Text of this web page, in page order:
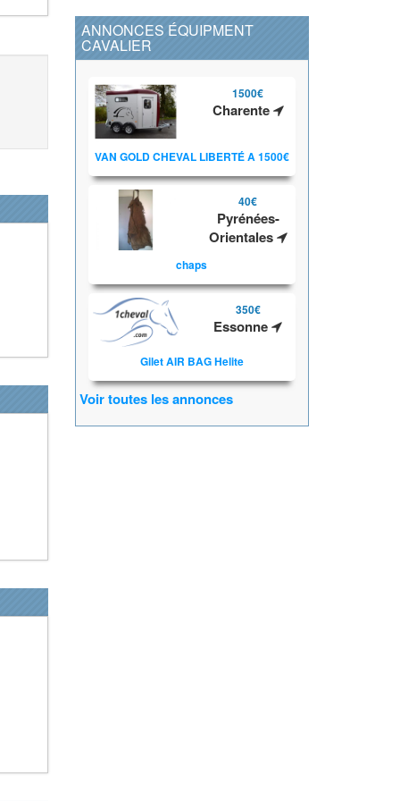
ANNONCES ÉQUIPMENT
CAVALIER
1500€
Charente
VAN GOLD CHEVAL LIBERTÉ A 1500€
40€
Pyrénées-
Orientales
chaps
350€
Essonne
Gilet AIR BAG Helite
Voir toutes les annonces